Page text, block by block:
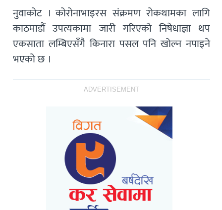
नुवाकोट । कोरोनाभाइरस संक्रमण रोकथामका लागि
काठमाडौं उपत्यकामा जारी गरिएको निषेधाज्ञा थप
एकसाता लम्बिएसँगै किनारा पसल पनि खोल्न नपाइने
भएको छ ।
ADVERTISEMENT